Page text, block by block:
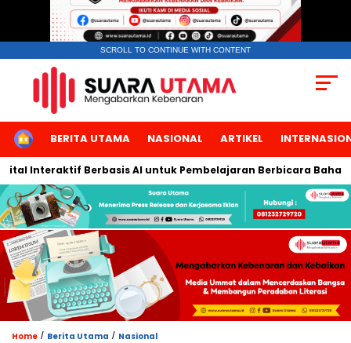
SCROLL TO CONTINUE WITH CONTENT
HOMEBERITA UTAMA NASIONAL ARTIKEL
Interaktif Berbasis AI untuk Pembelajaran Berbicara Bahasa
Home / Berita Utama / Nasional